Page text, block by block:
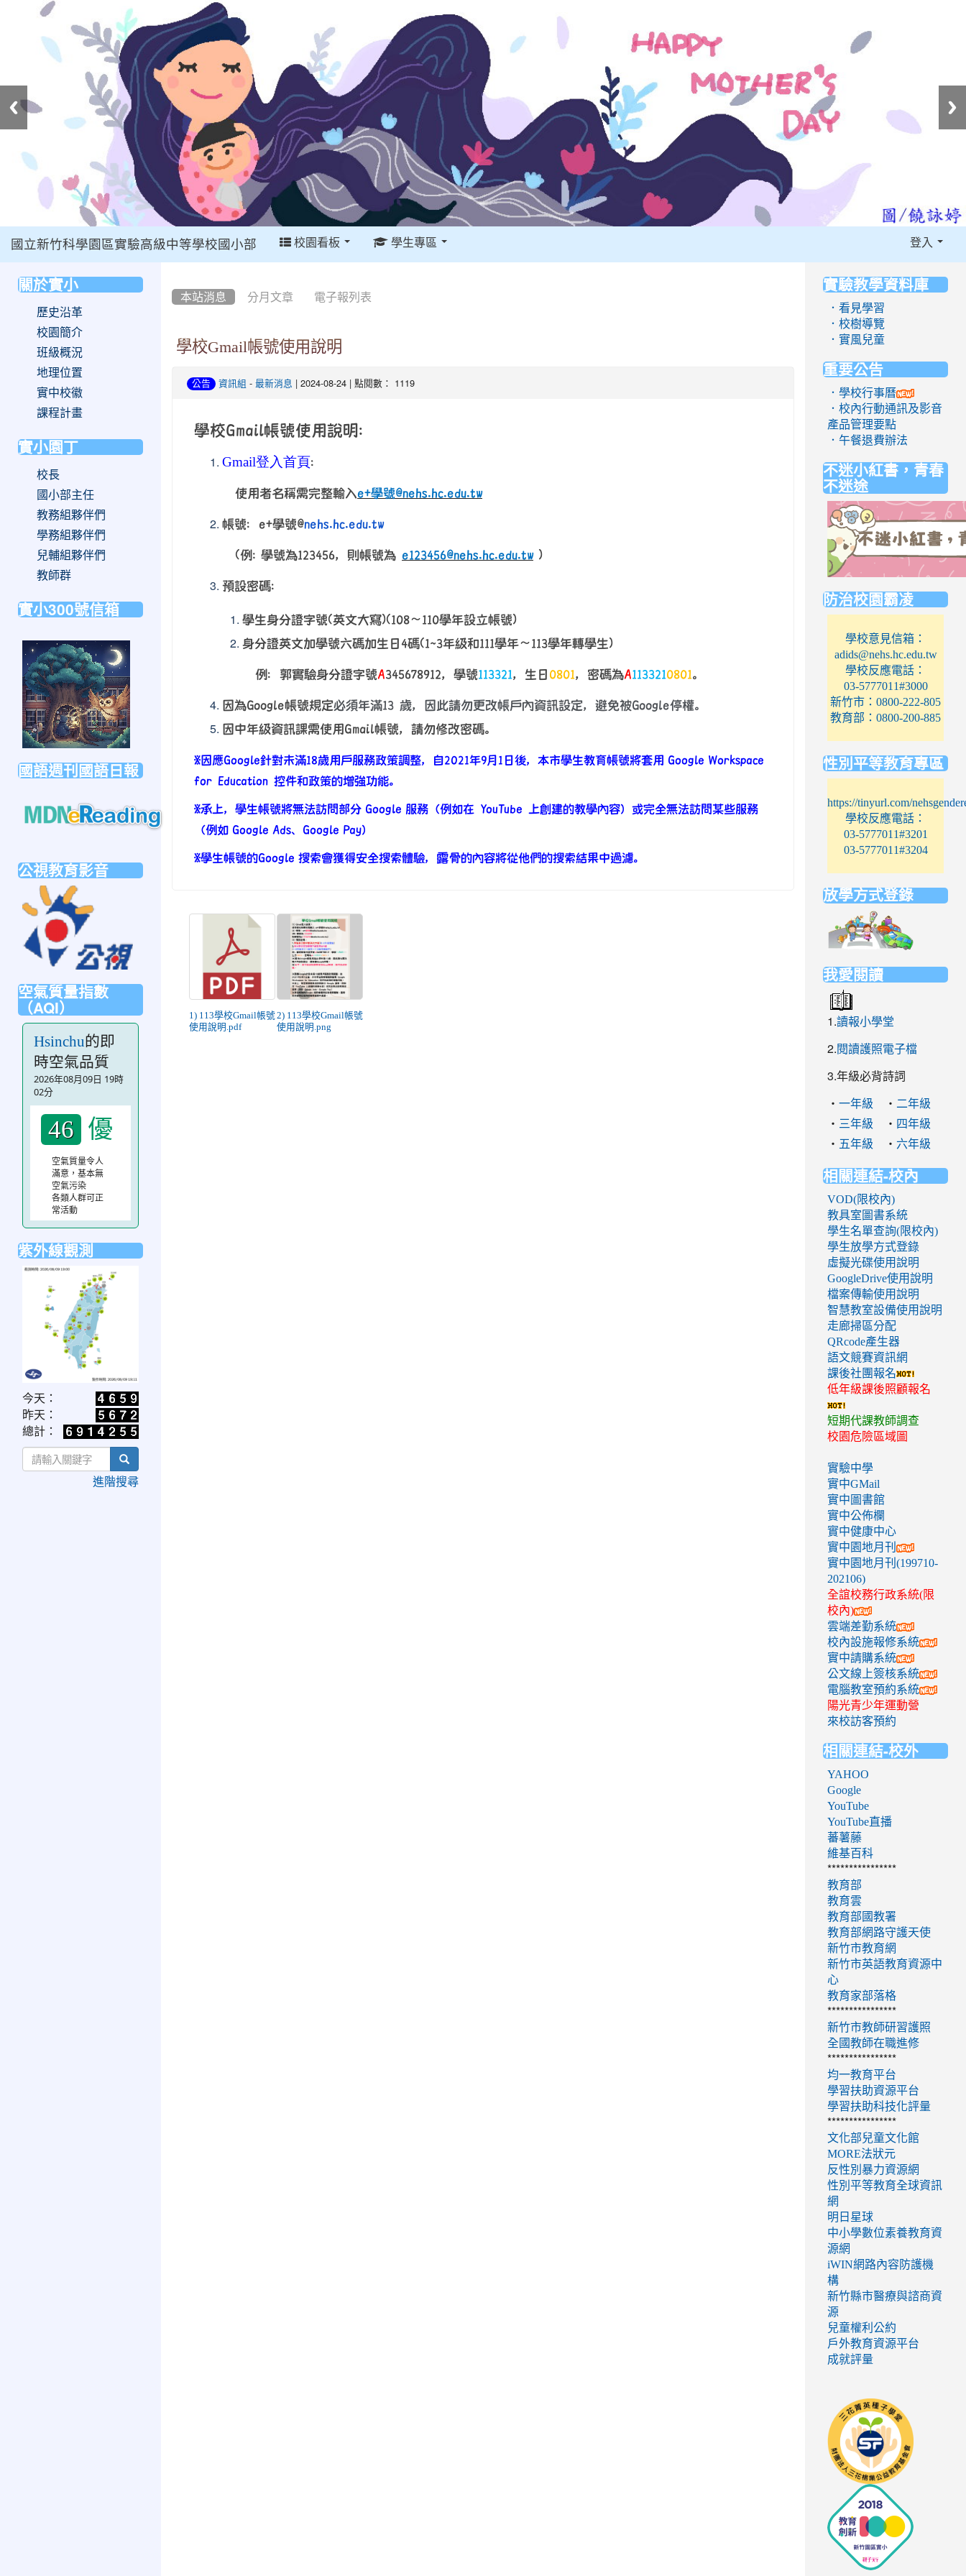
國立新竹科學園區實驗高級中等學校國小部 校園看板 學生專區 登入
本站消息 分月文章 電子報列表
學校Gmail帳號使用說明
公告 資訊組 - 最新消息 | 2024-08-24 | 點閱數： 1119
學校Gmail帳號使用說明：
Gmail登入首頁：
使用者名稱需完整輸入e+學號@nehs.hc.edu.tw
帳號：e+學號@nehs.hc.edu.tw
(例: 學號為123456，則帳號為 e123456@nehs.hc.edu.tw )
預設密碼：
學生身分證字號(英文大寫)(108～110學年設立帳號)
身分證英文加學號六碼加生日4碼(1~3年級和111學年～113學年轉學生)
例：郭實驗身分證字號A345678912，學號113321，生日 0801，密碼為A1133210801。
因為Google帳號規定必須年滿13 歲，因此請勿更改帳戶內資訊設定，避免被Google停權。
因中年級資訊課需使用Gmail帳號，請勿修改密碼。
※因應Google針對未滿18歲用戶服務政策調整，自2021年9月 1 日後，本市學生教育帳號將套用 Google Workspace
for Education 控件和政策的增強功能。
※承上，學生帳號將無法訪問部分 Google 服務（例如在 YouTube 上創建的教學內容）或完全無法訪問某些服務
（例如 Google Ads、 Google Pay）
※學生帳號的Google 搜索會獲得安全搜索體驗，露骨的內容將從他們的搜索結果中過濾。
1) 113學校Gmail帳號
使用說明.pdf
2) 113學校Gmail帳號
使用說明.png
關於實小
歷史沿革
校園簡介
班級概況
地理位置
實中校徽
課程計畫
實小園丁
校長
國小部主任
教務組夥伴們
學務組夥伴們
兒輔組夥伴們
教師群
實小300號信箱
https://forms.gle/sb6qss7apF2uRjVc7
國語週刊國語日報
https://mdnereading.mdnkids.com
公視教育影音
https://ptsvod.sunnystudy.com.tw/school
空氣質量指數
（AQI）
Hsinchu的即
時空氣品質
2026年08月09日 19時
02分
46 優
空氣質量令人
滿意，基本無
空氣污染
各類人群可正
常活動
紫外線觀測
link
to
https://www.cwa.gov.tw/V8/C/W/OBS_UVI.html
今天：
昨天：
總計：
search
進階搜尋
實驗教學資料庫
．看見學習
．校樹導覽
．實風兒童
重要公告
．學校行事曆
．校內行動通訊及影音
產品管理要點
．午餐退費辦法
不迷小紅書，青春
不迷途
to
https://eliteracy.edu.tw/
防治校園霸凌
學校意見信箱：
adids@nehs.hc.edu.tw
學校反應電話：
03-5777011#3000
新竹市：0800-222-805
教育部：0800-200-885
性別平等教育專區
https://tinyurl.com/
學校反應電話：
03-5777011#3201
03-5777011#3204
放學方式登錄
https://
我愛閱讀
1.讀報小學堂
2.閱讀護照電子檔
3.年級必背詩詞
‧ 一年級 ‧ 二年級
‧ 三年級 ‧ 四年級
‧ 五年級 ‧ 六年級
相關連結-校內
VOD(限校內)
教具室圖書系統
學生名單查詢(限校內)
學生放學方式登錄
虛擬光碟使用說明
GoogleDrive使用說明
檔案傳輸使用說明
智慧教室設備使用說明
走廊掃區分配
QRcode產生器
語文競賽資訊網
課後社團報名
低年級課後照顧報名
短期代課教師調查
校園危險區域圖
實驗中學
實中GMail
實中圖書館
實中公佈欄
實中健康中心
實中園地月刊
實中園地月刊(199710-
202106)
全誼校務行政系統(限
校內)
雲端差勤系統
校內設施報修系統
實中請購系統
公文線上簽核系統
電腦教室預約系統
陽光青少年運動營
來校訪客預約
相關連結-校外
YAHOO
Google
YouTube
YouTube直播
蕃薯藤
維基百科
****************
教育部
教育雲
教育部國教署
教育部網路守護天使
新竹市教育網
新竹市英語教育資源中
心
教育家部落格
****************
新竹市教師研習護照
全國教師在職進修
****************
均一教育平台
學習扶助資源平台
學習扶助科技化評量
****************
文化部兒童文化館
MORE法狀元
反性別暴力資源網
性別平等教育全球資訊
網
明日星球
中小學數位素養教育資
源網
iWIN網路內容防護機
構
新竹縣市醫療與諮商資
源
兒童權利公約
戶外教育資源平台
成就評量
http://